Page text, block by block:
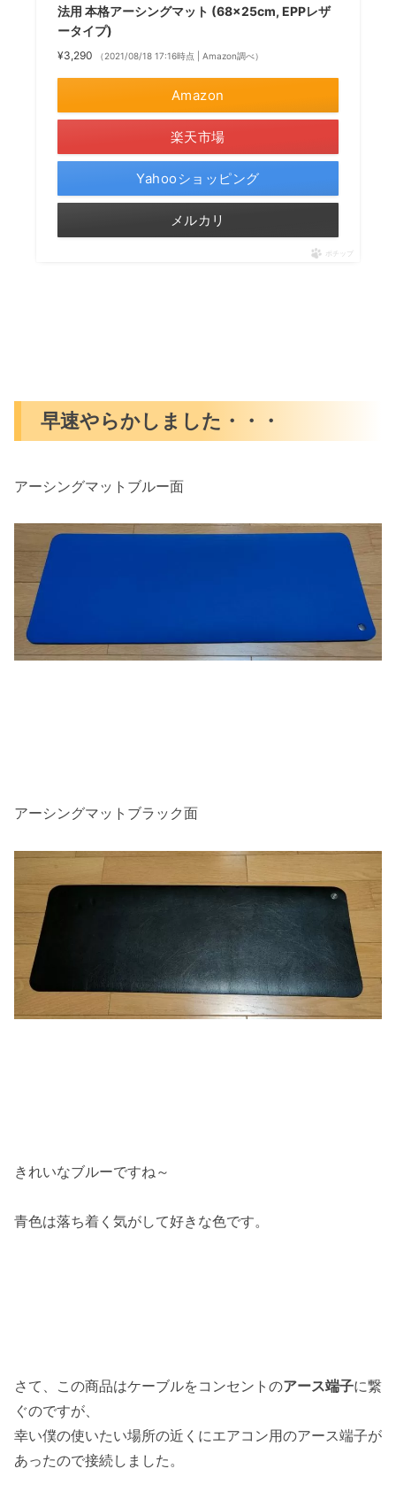
法用 本格アーシングマット (68×25cm, EPPレザ
ータイプ)
¥3,290 （2021/08/18 17:16時点 | Amazon調べ）
Amazon
楽天市場
Yahooショッピング
メルカリ
ポチップ
早速やらかしました・・・
アーシングマットブルー面
アーシングマットブラック面
きれいなブルーですね～
青色は落ち着く気がして好きな色です。
さて、この商品はケーブルをコンセントのアース端子に繋
ぐのですが、
幸い僕の使いたい場所の近くにエアコン用のアース端子が
あったので接続しました。